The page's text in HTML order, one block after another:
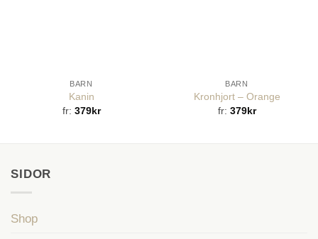
BARN
Kanin
fr: 379kr
BARN
Kronhjort – Orange
fr: 379kr
SIDOR
Shop